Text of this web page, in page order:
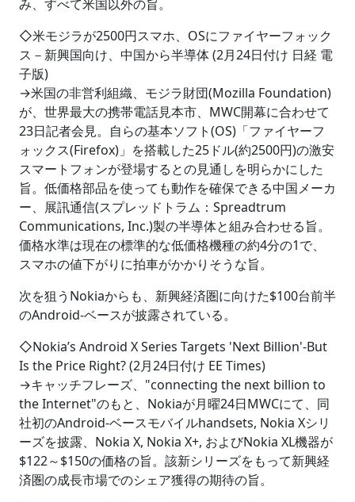
み、すべて米国以外の旨。
◇米モジラが2500円スマホ、OSにファイヤーフォック
ス－新興国向け、中国から半導体 (2月24日付け 日経 電
子版)
→米国の非営利組織、モジラ財団(Mozilla Foundation)
が、世界最大の携帯電話見本市、MWC開幕に合わせて
23日記者会見。自らの基本ソフト(OS)「ファイヤーフ
ォックス(Firefox)」を搭載した25ドル(約2500円)の激安
スマートフォンが登場するとの見通しを明らかにした
旨。低価格部品を使っても動作を確保できる中国メーカ
ー、展訊通信(スプレッドトラム：Spreadtrum
Communications, Inc.)製の半導体と組み合わせる旨。
価格水準は現在の標準的な低価格機種の約4分の1で、
スマホの値下がりに拍車がかかりそうな旨。
次を狙うNokiaからも、新興経済圏に向けた$100台前半
のAndroid-ベースが披露されている。
◇Nokia’s Android X Series Targets 'Next Billion'-But
Is the Price Right? (2月24日付け EE Times)
→キャッチフレーズ、"connecting the next billion to
the Internet"のもと、Nokiaが月曜24日MWCにて、同
社初のAndroid-ベースモバイルhandsets, Nokia Xシリ
ーズを披露、Nokia X, Nokia X+, およびNokia XL機器が
$122～$150の価格の旨。該新シリーズをもって新興経
済圏の成長市場でのシェア獲得の期待の旨。